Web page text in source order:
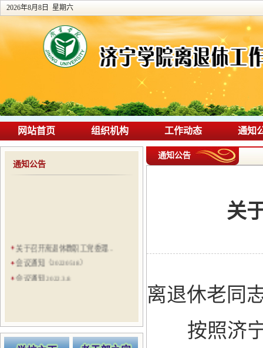
2026年8月8日 星期六
网站首页 组织机构 工作动态 通知
通知公告
关于召开离退休教职工党委理...
会议通知（20220518）
会议通知 2022.3.8
会议通知（20210506）
会议通知（20210422）
通知公告
关
离退休老同
按照济